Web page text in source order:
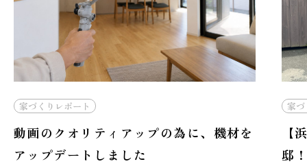
家づくりレポート
動画のクオリティアップの為に、機材を
アップデートしました
家
【
邸